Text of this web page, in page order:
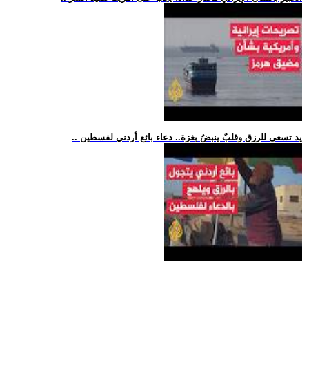
.. يد تسعى للرزق وقلبٌ ينبضُ بغزة.. دعاء بائع أردني لفسطين